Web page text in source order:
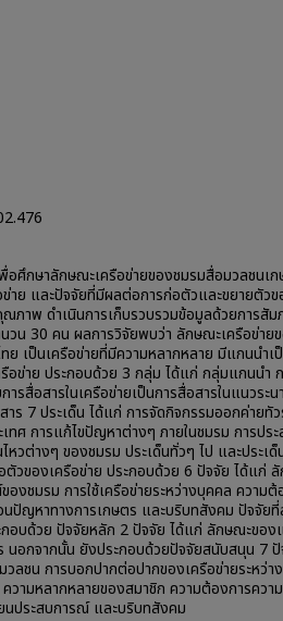
อศึกษาลักษณะเครือข่ายของชมรมสื่อมวลชนเ
ข่าย และปัจจัยที่มีผลต่อการก่อตัวและขยายตัวข
ณภาพ ดำเนินการเก็บรวบรวมข้อมูลด้วยการสั
วน 30 คน ผลการวิจัยพบว่า ลักษณะเครือข่าย
ย เป็นเครือข่ายที่มีความหลากหลาย มีแกนนำเ
อข่าย ประกอบด้วย 3 กลุ่ม ได้แก่ กลุ่มแกนนำ
รสื่อสารในเครือข่ายเป็นการสื่อสารในแนวระน
าร 7 ประเด็น ได้แก่ การจัดกิจกรรมออกค่ายทั
ทศ การแก้ไขปัญหาต่างๆ ภายในชมรม การปร
วต่างๆ ของชมรม ประเด็นทั่วๆ ไป และประเด็
วของเครือข่าย ประกอบด้วย 6 ปัจจัย ได้แก่
ชมรม การใช้เครือข่ายระหว่างบุคคล ความต้
นปัญหาทางการเกษตร และบริบทสังคม ปัจจัย
กอบด้วย ปัจจัยหลัก 2 ปัจจัย ได้แก่ ลักษณะของ
นอกจากนั้น ยังประกอบด้วยปัจจัยสนับสนุน 7
ลชน การบอกปากต่อปากของเครือข่ายระหว่า
วามหลากหลายของสมาชิก ความต้องการควา
ประสบการณ์ และบริบทสังคม